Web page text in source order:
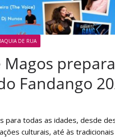
DE RUA
Fandango
para todas as idades, desde
culturais, até às